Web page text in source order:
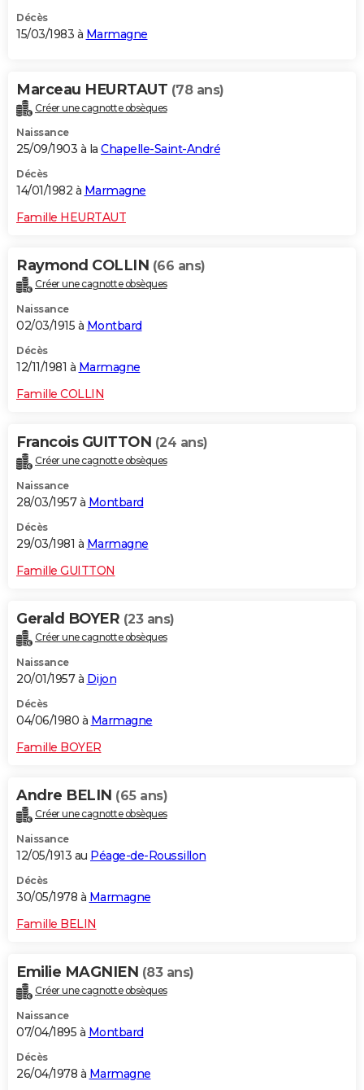
Décès
15/03/1983 à Marmagne
Marceau HEURTAUT (78 ans)
Créer une cagnotte obsèques
Naissance
25/09/1903 à la Chapelle-Saint-André
Décès
14/01/1982 à Marmagne
Famille HEURTAUT
Raymond COLLIN (66 ans)
Créer une cagnotte obsèques
Naissance
02/03/1915 à Montbard
Décès
12/11/1981 à Marmagne
Famille COLLIN
Francois GUITTON (24 ans)
Créer une cagnotte obsèques
Naissance
28/03/1957 à Montbard
Décès
29/03/1981 à Marmagne
Famille GUITTON
Gerald BOYER (23 ans)
Créer une cagnotte obsèques
Naissance
20/01/1957 à Dijon
Décès
04/06/1980 à Marmagne
Famille BOYER
Andre BELIN (65 ans)
Créer une cagnotte obsèques
Naissance
12/05/1913 au Péage-de-Roussillon
Décès
30/05/1978 à Marmagne
Famille BELIN
Emilie MAGNIEN (83 ans)
Créer une cagnotte obsèques
Naissance
07/04/1895 à Montbard
Décès
26/04/1978 à Marmagne